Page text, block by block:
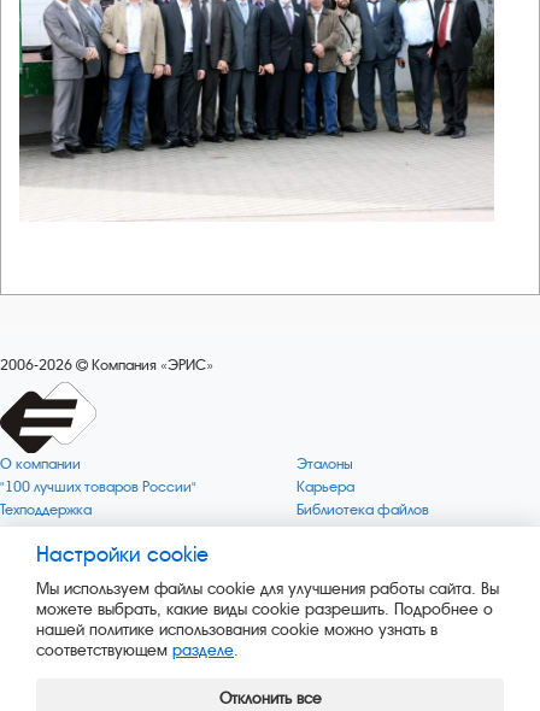
2006-2026 Компания «ЭРИС»
О компании
"100 лучших товаров России"
Техподдержка
Поверка по редким газам
Готовность СИ Онлайн
Пресс-релизы
Каталог сервисных услуг
Эталоны
Карьера
Библиотека файлов
Цели компании
Зелёная 1000
Key BLE Generator
Настройки cookie
Мы используем файлы cookie для улучшения работы сайта. Вы
можете выбрать, какие виды cookie разрешить. Подробнее о
нашей политике использования cookie можно узнать в
соответствующем разделе.
Отклонить все